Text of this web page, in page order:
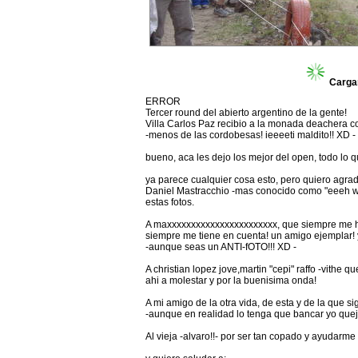
ERROR
Tercer round del abierto argentino de la gente!
Villa Carlos Paz recibio a la monada deachera
-menos de las cordobesas! ieeeeti maldito!! XD -
bueno, aca les dejo los mejor del open, todo lo
ya parece cualquier cosa esto, pero quiero
Daniel Mastracchio -mas conocido como "eeeh
estas fotos.
A maxxxxxxxxxxxxxxxxxxxxxxx, que siempre
siempre me tiene en cuenta! un amigo
-aunque seas un ANTI-fOTO!!! XD -
A christian lopez jove,martin "cepi" raffo -vithe
ahi a molestar y por la buenisima onda!
A mi amigo de la otra vida, de esta y de la que
-aunque en realidad lo tenga que bancar yo
Al vieja -alvaro!!- por ser tan copado y